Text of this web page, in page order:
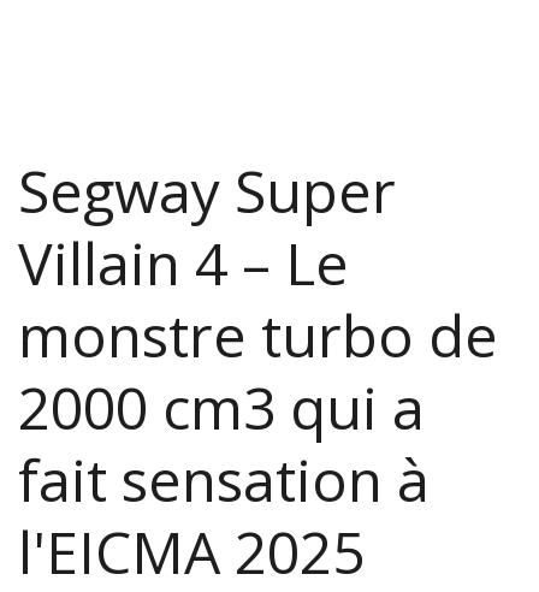
Segway Super
Villain 4 – Le
monstre turbo de
2000 cm3 qui a
fait sensation à
l'EICMA 2025